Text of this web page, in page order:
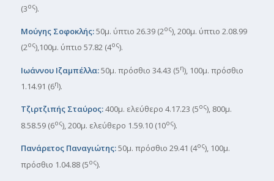
(3ος).
Μούγης Σοφοκλής:50μ. ύπτιο 26.39 (2ος), 200μ. ύπτιο 2.08.99
(2ος),100μ. ύπτιο 57.82 (4ος).
Ιωάννου Ιζαμπέλλα:50μ. πρόσθιο 34.43 (5η), 100μ. πρόσθιο
1.14.91 (6η).
Τζιρτζιπής Σταύρος:400μ. ελεύθερο 4.17.23 (5ος), 800μ.
8.58.59 (6ος), 200μ. ελεύθερο 1.59.10 (10ος).
Πανάρετος Παναγιώτης:50μ. πρόσθιο 29.41 (4ος), 100μ.
πρόσθιο 1.04.88 (5ος).